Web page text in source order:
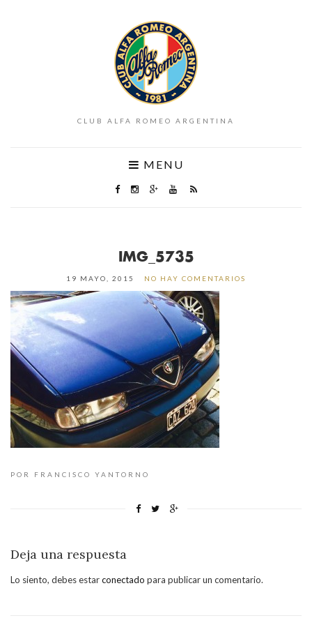
CLUB ALFA ROMEO ARGENTINA
MENU
IMG_5735
19 MAYO, 2015 NO HAY COMENTARIOS
POR FRANCISCO YANTORNO
Deja una respuesta
Lo siento, debes estarconectado para publicar un comentario.